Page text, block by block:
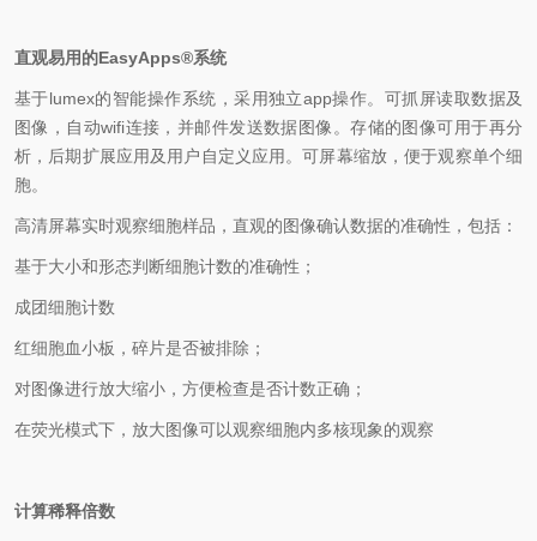
直观易用的EasyApps®系统
基于lumex的智能操作系统，采用独立app操作。可抓屏读取数据及
图像，自动wifi连接，并邮件发送数据图像。存储的图像可用于再分
析，后期扩展应用及用户自定义应用。可屏幕缩放，便于观察单个细
胞。
高清屏幕实时观察细胞样品，直观的图像确认数据的准确性，包括：
基于大小和形态判断细胞计数的准确性；
成团细胞计数
红细胞血小板，碎片是否被排除；
对图像进行放大缩小，方便检查是否计数正确；
在荧光模式下，放大图像可以观察细胞内多核现象的观察
计算稀释倍数